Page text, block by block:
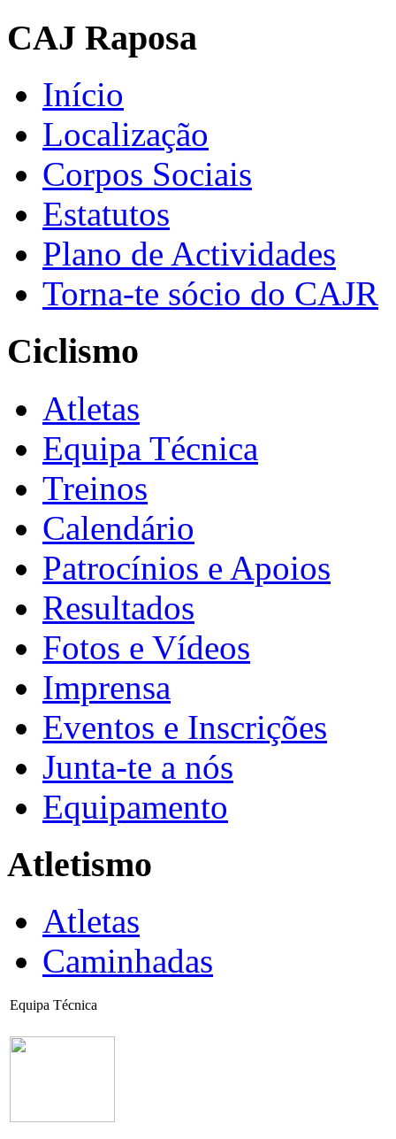
CAJ Raposa
Início
Localização
Corpos Sociais
Estatutos
Plano de Actividades
Torna-te sócio do CAJR
Ciclismo
Atletas
Equipa Técnica
Treinos
Calendário
Patrocínios e Apoios
Resultados
Fotos e Vídeos
Imprensa
Eventos e Inscrições
Junta-te a nós
Equipamento
Atletismo
Atletas
Caminhadas
Equipa Técnica